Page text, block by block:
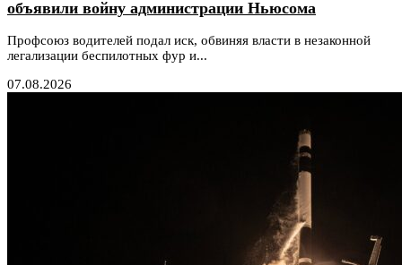
объявили войну администрации Ньюсома
Профсоюз водителей подал иск, обвиняя власти в незаконной
легализации беспилотных фур и...
07.08.2026